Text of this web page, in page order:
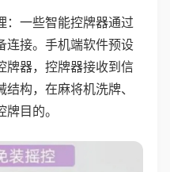
：一些智能控牌器通过
连接。手机端软件预设
牌器，控牌器接收到信
构，在麻将机洗牌、
目的。